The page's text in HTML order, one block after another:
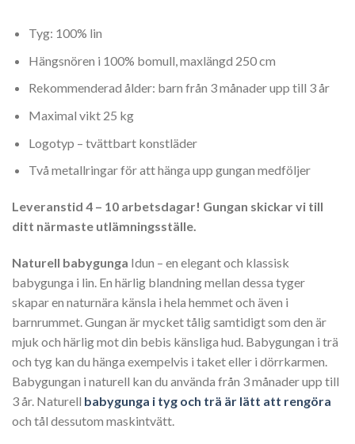
Tyg: 100% lin
Hängsnören i 100% bomull, maxlängd 250 cm
Rekommenderad ålder: barn från 3 månader upp till 3 år
Maximal vikt 25 kg
Logotyp – tvättbart konstläder
Två metallringar för att hänga upp gungan medföljer
Leveranstid 4 – 10 arbetsdagar! Gungan skickar vi till
ditt närmaste utlämningsställe.
Naturell babygunga Idun – en elegant och klassisk
babygunga i lin. En härlig blandning mellan dessa tyger
skapar en naturnära känsla i hela hemmet och även i
barnrummet. Gungan är mycket tålig samtidigt som den är
mjuk och härlig mot din bebis känsliga hud. Babygungan i trä
och tyg kan du hänga exempelvis i taket eller i dörrkarmen.
Babygungan i naturell kan du använda från 3 månader upp till
3 år. Naturell babygunga i tyg och trä är lätt att rengöra
och tål dessutom maskintvätt.